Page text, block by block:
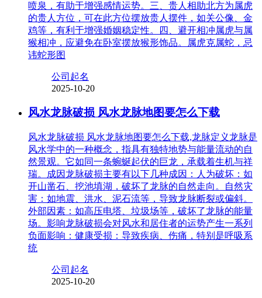
喷泉，有助于增强感情运势。三、贵人相助北方为属虎
的贵人方位，可在此方位摆放贵人摆件，如关公像、金
鸡等，有利于增强婚姻稳定性。四、避开相冲属虎与属
猴相冲，应避免在卧室摆放猴形饰品。属虎克属蛇，忌
讳蛇形图
公司起名
2025-10-20
风水龙脉破损 风水龙脉地图要怎么下载
风水龙脉破损 风水龙脉地图要怎么下载,龙脉定义龙脉是
风水学中的一种概念，指具有独特地势与能量流动的自
然景观。它如同一条蜿蜒起伏的巨龙，承载着生机与祥
瑞。成因龙脉破损主要有以下几种成因：人为破坏：如
开山凿石、挖池填湖，破坏了龙脉的自然走向。自然灾
害：如地震、洪水、泥石流等，导致龙脉断裂或偏斜。
外部因素：如高压电塔、垃圾场等，破坏了龙脉的能量
场。影响龙脉破损会对风水和居住者的运势产生一系列
负面影响：健康受损：导致疾病、伤痛，特别是呼吸系
统
公司起名
2025-10-20